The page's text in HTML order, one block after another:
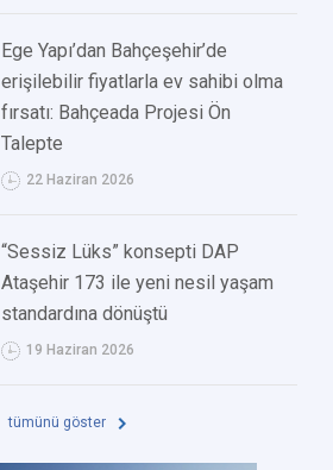
Ege Yapı’dan Bahçeşehir’de
erişilebilir fiyatlarla ev sahibi olma
fırsatı: Bahçeada Projesi Ön
Talepte
22 Haziran 2026
“Sessiz Lüks” konsepti DAP
Ataşehir 173 ile yeni nesil yaşam
standardına dönüştü
19 Haziran 2026
tümünü göster